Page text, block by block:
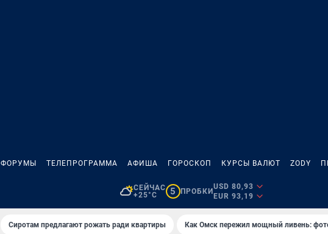
ФОРУМЫ ТЕЛЕПРОГРАММА АФИША ГОРОСКОП КУРСЫ ВАЛЮТ ZODY
СЕЙЧАС
+25°C
5 ПРОБКИ
USD 80,93
EUR 93,19
Сиротам предлагают рожать ради квартиры Как Омск пережил мощный ливень: